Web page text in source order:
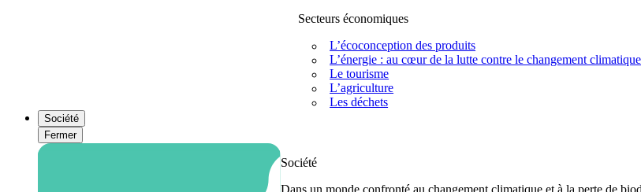
Secteurs économiques
L’écoconception des produits
L’énergie : au cœur de la lutte contre le changement climatique
Le tourisme
L’agriculture
Les déchets
Société
Fermer
Société
Dans un monde confronté au changement climatique et à la perte de